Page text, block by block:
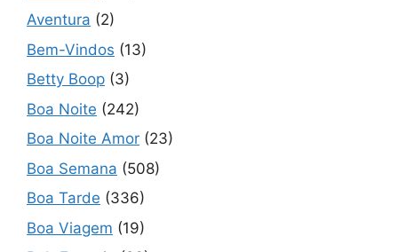
Aventura (2)
Bem-Vindos (13)
Betty Boop (3)
Boa Noite (242)
Boa Noite Amor (23)
Boa Semana (508)
Boa Tarde (336)
Boa Viagem (19)